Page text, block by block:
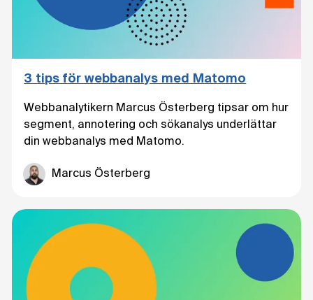
3 tips för webbanalys med Matomo
Webbanalytikern Marcus Österberg tipsar om hur
segment, annotering och sökanalys underlättar
din webbanalys med Matomo.
Marcus Österberg